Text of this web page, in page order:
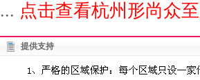
... 点击查看杭州形尚众
提供支持